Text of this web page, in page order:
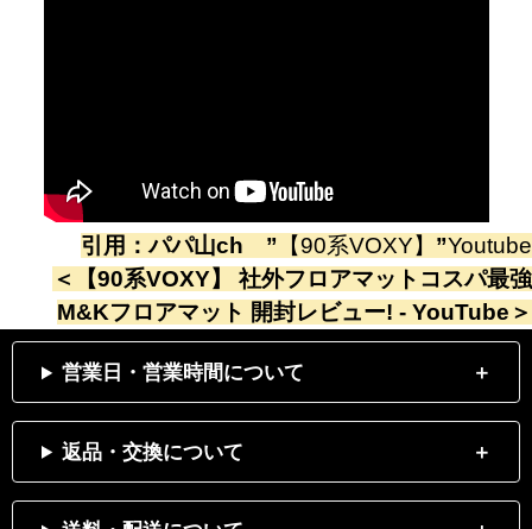
引用：パパ山ch ” 【90系VOXY】 ”Youtube
＜
【90系VOXY】 社外フロアマットコスパ最強
M&Kフロアマット 開封レビュー! - YouTube ＞
営業日・営業時間について
返品・交換について